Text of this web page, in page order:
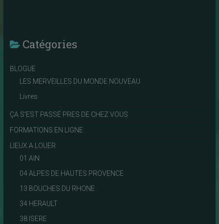
Catégories
BLOGUE
LES MERVEILLES DU MONDE NOUVEAU
Livres
ÇA S'EST PASSÉ PRES DE CHEZ VOUS
FORMATIONS EN LIGNE
LIEUX A LOUER
01 AIN
04 ALPES DE HAUTES PROVENCE
13 BOUCHES DU RHONE
34 HERAULT
38 ISERE